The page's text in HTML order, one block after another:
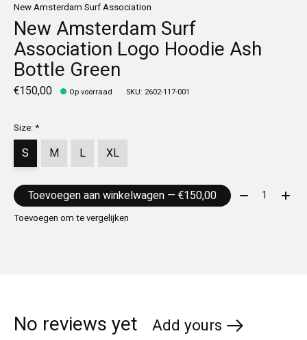
New Amsterdam Surf Association
New Amsterdam Surf
Association Logo Hoodie Ash
Bottle Green
€150,00 Op voorraad SKU: 2602-117-001
Size:*
S M L XL
Toevoegen aan winkelwagen — €150,00 Aantal:
Toevoegen om te vergelijken
No reviews yet Add yours